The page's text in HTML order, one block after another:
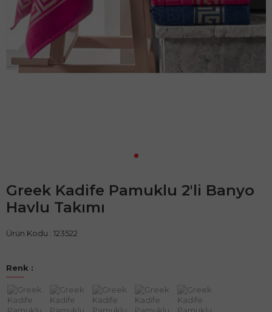
Greek Kadife Pamuklu 2'li Banyo
Havlu Takımı
Ürün Kodu : 123522
Renk :